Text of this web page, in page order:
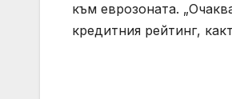
към еврозоната.
кредитния рейтинг,